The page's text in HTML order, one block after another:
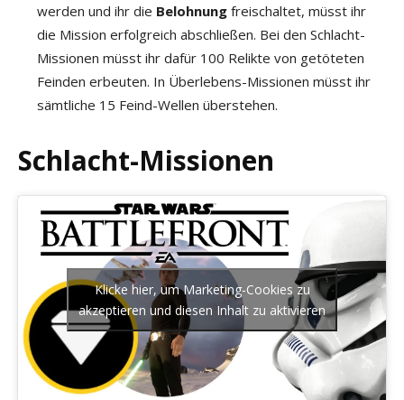
werden und ihr die Belohnung freischaltet, müsst ihr
die Mission erfolgreich abschließen. Bei den Schlacht-
Missionen müsst ihr dafür 100 Relikte von getöteten
Feinden erbeuten. In Überlebens-Missionen müsst ihr
sämtliche 15 Feind-Wellen überstehen.
Schlacht-Missionen
Klicke hier, um Marketing-Cookies zu
akzeptieren und diesen Inhalt zu aktivieren